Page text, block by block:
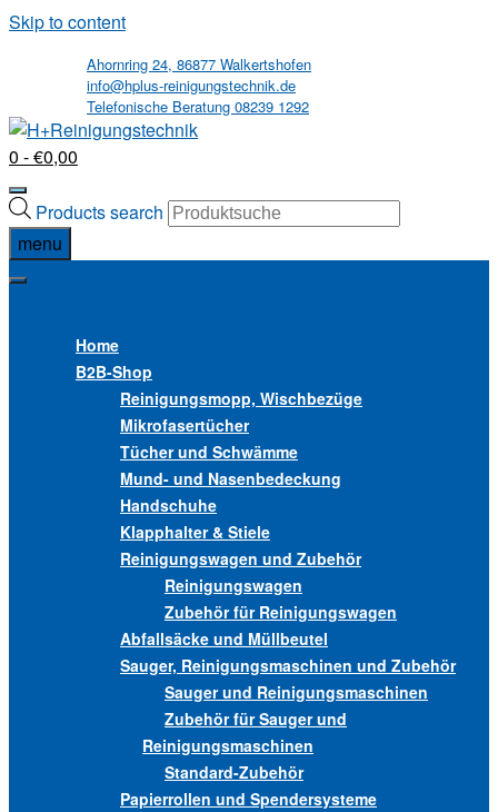
Skip to content
Ahornring 24, 86877 Walkertshofen
info@hplus-reinigungstechnik.de
Telefonische Beratung 08239 1292
0 - €0,00
Products search
menu
Home
B2B-Shop
Reinigungsmopp, Wischbezüge
Mikrofasertücher
Tücher und Schwämme
Mund- und Nasenbedeckung
Handschuhe
Klapphalter & Stiele
Reinigungswagen und Zubehör
Reinigungswagen
Zubehör für Reinigungswagen
Abfallsäcke und Müllbeutel
Sauger, Reinigungsmaschinen und Zubehör
Sauger und Reinigungsmaschinen
Zubehör für Sauger und
Reinigungsmaschinen
Standard-Zubehör
Papierrollen und Spendersysteme